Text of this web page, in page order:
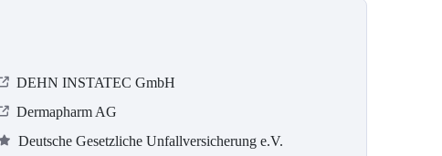
DEHN INSTATEC GmbH
Dermapharm AG
Deutsche Gesetzliche Unfallversicherung e.V.